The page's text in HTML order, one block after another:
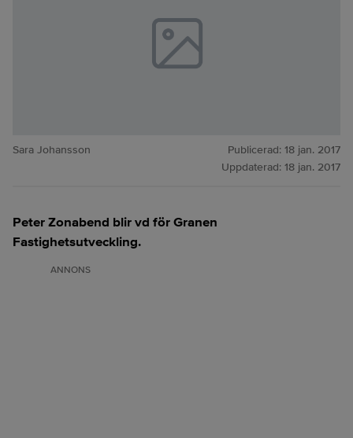
Sara Johansson Publicerad: 18 jan. 2017
Uppdaterad: 18 jan. 2017
Peter Zonabend blir vd för Granen
Fastighetsutveckling.
ANNONS